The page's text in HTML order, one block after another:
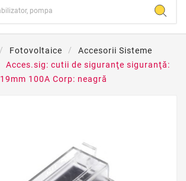
Fotovoltaice
Accesorii Sisteme
Acces.sig: cutii de siguranţe siguranţă:
19mm 100A Corp: neagră